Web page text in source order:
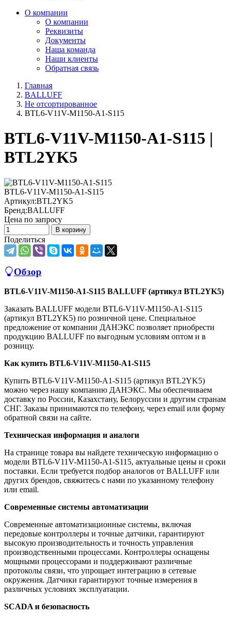
О компании
О компании
Реквизиты
Документы
Наша команда
Наши клиенты
Обратная связь
Главная
BALLUFF
Не отсортированное
BTL6-V11V-M1150-A1-S115
BTL6-V11V-M1150-A1-S115 |
BTL2YK5
BTL6-V11V-M1150-A1-S115
Артикул:BTL2YK5
Бренд:BALLUFF
Цена по запросу
В корзину
Поделиться
Обзор
BTL6-V11V-M1150-A1-S115 BALLUFF (артикул BTL2YK5)
Заказать BALLUFF модели BTL6-V11V-M1150-A1-S115
(артикул BTL2YK5) по розничной цене. Специальное
предложение от компании ДАНЭКС позволяет приобрести
продукцию BALLUFF по выгодным условиям оптом и в
розницу.
Как купить BTL6-V11V-M1150-A1-S115
Купить BTL6-V11V-M1150-A1-S115 (артикул BTL2YK5)
можно через нашу компанию ДАНЭКС. Мы обеспечиваем
доставку по России, Казахстану, Белоруссии и другим странам
СНГ. Заказы принимаются по телефону, через email или форму
обратной связи на сайте.
Техническая информация и аналоги
На странице товара вы найдете техническую информацию о
модели BTL6-V11V-M1150-A1-S115, актуальные цены и сроки
поставки. Если требуется подбор аналогов от BALLUFF или
других брендов, свяжитесь с нами по указанному телефону
или email.
Современные системы автоматизации
Современные автоматизационные системы, включая
передовые контроллеры и точные датчики, гарантируют
высокую производительность и точность управления
производственными процессами. Контроллеры оснащены
мощными процессорами и поддерживают различные
протоколы связи, что упрощает интеграцию в сетевые
окружения. Датчики гарантируют точные измерения в
различных условиях эксплуатации.
SCADA и безопасность